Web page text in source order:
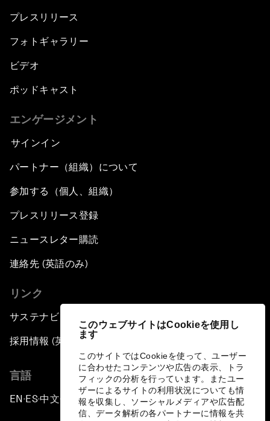
このウェブサイトはCookieを使用し
ます
このサイトではCookieを使って、ユーザー
に合わせたコンテンツや広告の表示、トラ
フィックの分析を行っています。またユー
ザーによるサイトの利用状況についても情
報を収集し、ソーシャルメディアや広告配
信、データ解析の各パートナーに情報を共
プレスリリース
フォトギャラリー
ビデオ
ポッドキャスト
エンゲージメント
サインイン
パートナー（組織）について
参加する（個人、組織）
プレスリリース登録
ニュースレター購読
連絡先 (英語のみ)
リンク
サステナビリティへの取り組み
採用情報 (英語のみ)
言語
EN ▪ES▪中文▪ 日本語